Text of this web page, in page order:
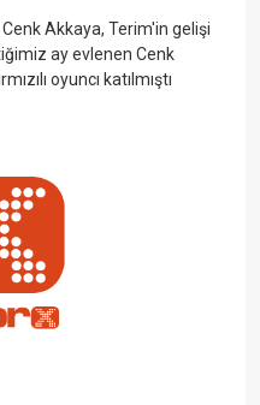
Akkaya, Terim'in gelişi
ay evlenen Cenk
oyuncı katılmıştı